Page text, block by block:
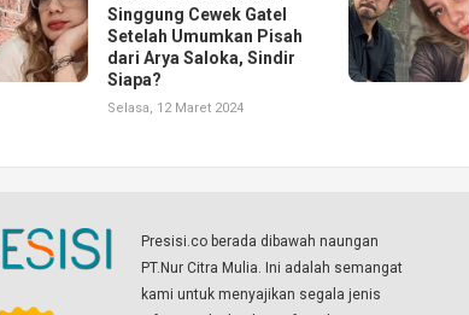
Singgung Cewek Gatel
Setelah Umumkan Pisah
dari Arya Saloka, Sindir
Siapa?
Selasa, 12 Maret 2024
Presisi.co berada dibawah naungan
PT.Nur Citra Mulia. Ini adalah semangat
kami untuk menyajikan segala jenis